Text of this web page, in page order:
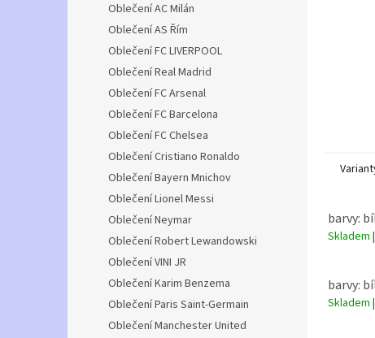
Oblečení AC Milán
Oblečení AS Řím
Oblečení FC LIVERPOOL
Oblečení Real Madrid
Oblečení FC Arsenal
Oblečení FC Barcelona
Oblečení FC Chelsea
Oblečení Cristiano Ronaldo
Oblečení Bayern Mnichov
Oblečení Lionel Messi
Oblečení Neymar
Oblečení Robert Lewandowski
Oblečení VINI JR
Oblečení Karim Benzema
Oblečení Paris Saint-Germain
Oblečení Manchester United
barvy:
Skladem
barvy:
Skladem